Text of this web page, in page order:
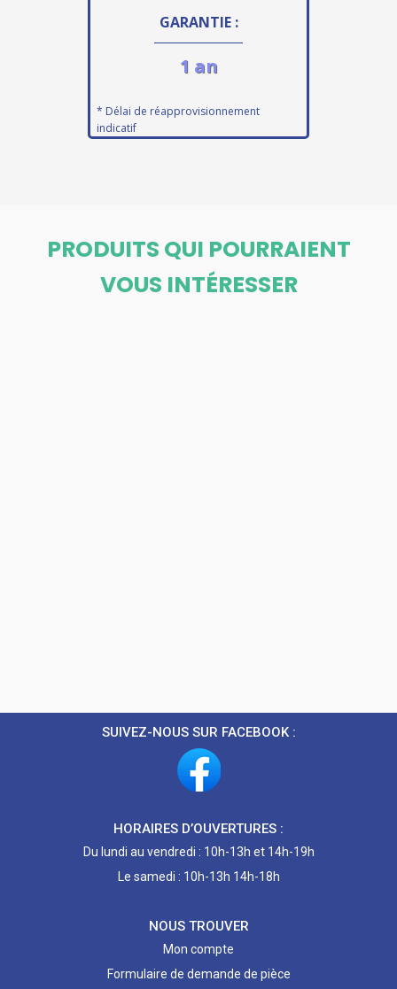
GARANTIE :
1 an
* Délai de réapprovisionnement
indicatif
PRODUITS QUI POURRAIENT
VOUS INTÉRESSER
SUIVEZ-NOUS SUR FACEBOOK :
HORAIRES D’OUVERTURES :
Du lundi au vendredi : 10h-13h et 14h-19h
Le samedi : 10h-13h 14h-18h
NOUS TROUVER
Mon compte
Formulaire de demande de pièce